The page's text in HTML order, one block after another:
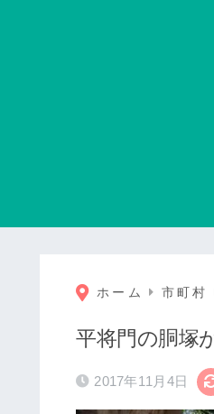
ホーム 市町村
平将門の胴塚
2017年11月4日